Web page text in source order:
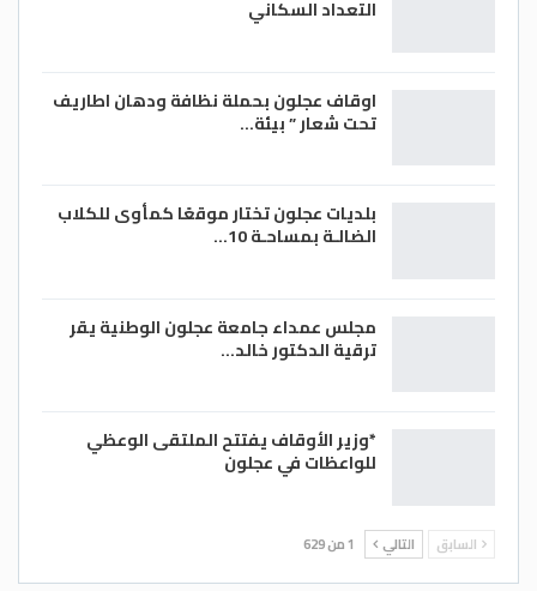
التعداد السكاني
اوقاف عجلون بحملة نظافة ودهان اطاريف
تحت شعار ” بيئة…
بلديات عجلون تختار موقعًا كمأوى للكلاب
الضالـة بمساحـة 10…
مجلس عمداء جامعة عجلون الوطنية يقر
ترقية الدكتور خالد…
*وزير الأوقاف يفتتح الملتقى الوعظي
للواعظات في عجلون
السابق التالي 1 من 629